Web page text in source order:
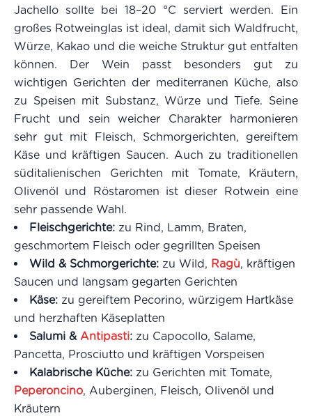
Jachello sollte bei 18–20 °C serviert werden. Ein
großes Rotweinglas ist ideal, damit sich Waldfrucht,
Würze, Kakao und die weiche Struktur gut entfalten
können. Der Wein passt besonders gut zu
wichtigen Gerichten der mediterranen Küche, also
zu Speisen mit Substanz, Würze und Tiefe. Seine
Frucht und sein weicher Charakter harmonieren
sehr gut mit Fleisch, Schmorgerichten, gereiftem
Käse und kräftigen Saucen. Auch zu traditionellen
süditalienischen Gerichten mit Tomate, Kräutern,
Olivenöl und Röstaromen ist dieser Rotwein eine
sehr passende Wahl.
Fleischgerichte: zu Rind, Lamm, Braten,
geschmortem Fleisch oder gegrillten Speisen
Wild & Schmorgerichte: zu Wild, Ragù, kräftigen
Saucen und langsam gegarten Gerichten
Käse: zu gereiftem Pecorino, würzigem Hartkäse
und herzhaften Käseplatten
Salumi & Antipasti: zu Capocollo, Salame,
Pancetta, Prosciutto und kräftigen Vorspeisen
Kalabrische Küche: zu Gerichten mit Tomate,
Peperoncino, Auberginen, Fleisch, Olivenöl und
Kräutern